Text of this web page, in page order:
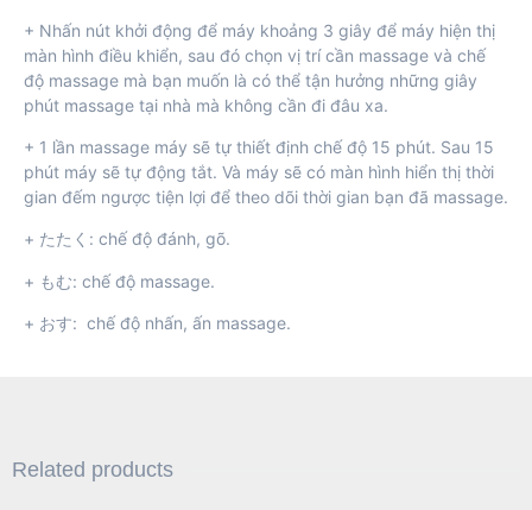
+ Nhấn nút khởi động để máy khoảng 3 giây để máy hiện thị
màn hình điều khiển, sau đó chọn vị trí cần massage và chế
độ massage mà bạn muốn là có thể tận hưởng những giây
phút massage tại nhà mà không cần đi đâu xa.
+ 1 lần massage máy sẽ tự thiết định chế độ 15 phút. Sau 15
phút máy sẽ tự động tắt. Và máy sẽ có màn hình hiển thị thời
gian đếm ngược tiện lợi để theo dõi thời gian bạn đã massage.
+ たたく: chế độ đánh, gõ.
+ もむ: chế độ massage.
+ おす: chế độ nhấn, ấn massage.
Related products